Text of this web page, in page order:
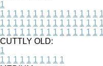
1
1 1 1 1 1 1 1 1 1 1 1 1 1 1 1 1
1 1 1 1 1 1 1 1 1 1 1 1 1 1 1 1
1 1 1 1 1 1 1 1 1 1 1 1 1 1 1 1
CUTTLY OLD:
1
1 1 1 1 1 1 1 1 1 1